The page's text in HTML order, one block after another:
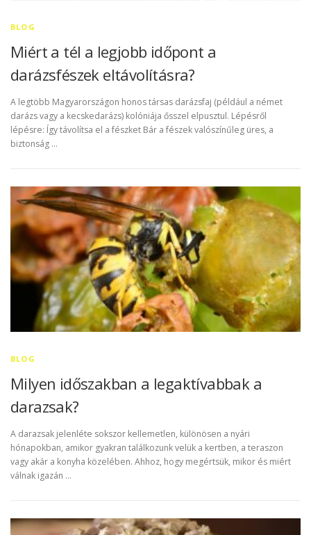
BLOG
Miért a tél a legjobb időpont a
darázsfészek eltávolításra?
A legtöbb Magyarországon honos társas darázsfaj (például a német
darázs vagy a kecskedarázs) kolóniája ősszel elpusztul. Lépésről
lépésre: Így távolítsa el a fészket Bár a fészek valószínűleg üres, a
biztonság …
BLOG
Milyen időszakban a legaktívabbak a
darazsak?
A darazsak jelenléte sokszor kellemetlen, különösen a nyári
hónapokban, amikor gyakran találkozunk velük a kertben, a teraszon
vagy akár a konyha közelében. Ahhoz, hogy megértsük, mikor és miért
válnak igazán …